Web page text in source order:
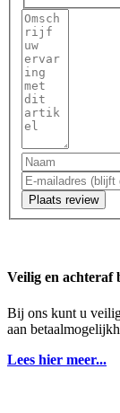
Plaats review
Veilig en achteraf
Bij ons kunt u
aan
Lees hier meer...